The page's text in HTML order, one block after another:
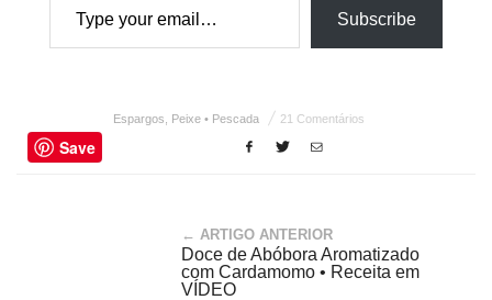
Subscribe
Espargos Peixe • Pescada 21 Comentários
Save
← ARTIGO ANTERIOR
Doce de Abóbora Aromatizado
com Cardamomo • Receita em
VÍDEO